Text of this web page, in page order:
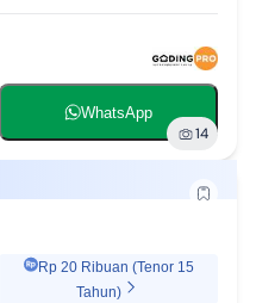
WhatsApp
14
Rp 20 Ribuan (Tenor 15
Tahun)